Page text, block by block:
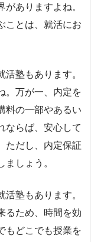
ありますよね。
ことは、就活にお
塾もあります。
。万が一、内定を
料の一部やあるい
ならば、安心して
ただし、内定保証
しょう。
塾もあります。
るため、時間を効
もどこでも授業を